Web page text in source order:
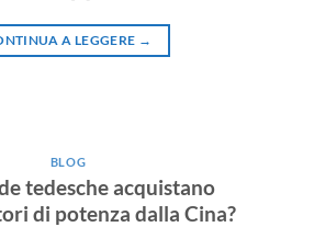
A LEGGERE →
BLOG
tedesche acquistano
di potenza dalla Cina?